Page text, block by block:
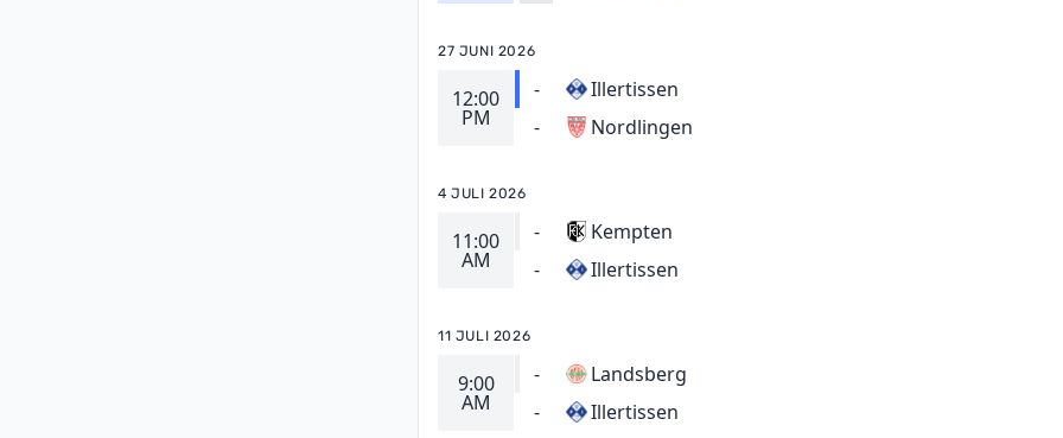
27 JUNI 2026
12:00
PM
-
-
Illertissen
Nordlingen
4 JULI 2026
11:00
AM
-
-
Kempten
Illertissen
11 JULI 2026
9:00
AM
-
-
Landsberg
Illertissen